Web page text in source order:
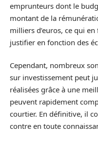
emprunteurs dont le
montant de la
milliers d’euros, ce qui
justifier en fonction des
Cependant, nombreux
sur investissement peut
réalisées grâce à une
peuvent rapidement
courtier. En définitive, il
contre en toute